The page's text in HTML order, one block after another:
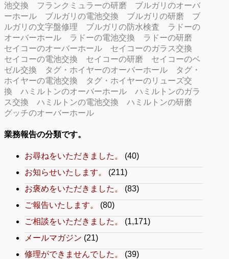
池交換
フランクミュラーの研磨
ブルガリのオーバ
ーホール
ブルガリの電池交換 ブルガリの研磨
ブ
ルガリの文字盤修理
ブルガリの防水検査
ラドーの
オーバーホール
ラドーの電池交換
ラドーの研磨
セイコーのオーバーホール
セイコーのガラス交換
セイコーの電池交換
セイコーの研磨
セイコーのベ
ゼル交換
タグ・ホイヤーのオーバーホール
タグ・
ホイヤーの電池交換
タグ・ホイヤーのリューズ交
換
ハミルトンのオーバーホール
ハミルトンのガラ
ス交換
ハミルトンの電池交換
ハミルトンの研磨
グッチのオーバーホール
業務報告の分類です。
お尋ねをいただきました。
(40)
お知らせいたします。
(211)
お褒めをいただきました。
(83)
ご報告いたします。
(80)
ご相談をいただきました。
(1,171)
メールマガジン (21)
修理ができませんでした。
(39)